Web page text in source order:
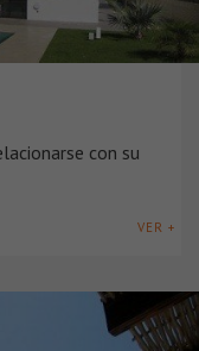
con su
VER +